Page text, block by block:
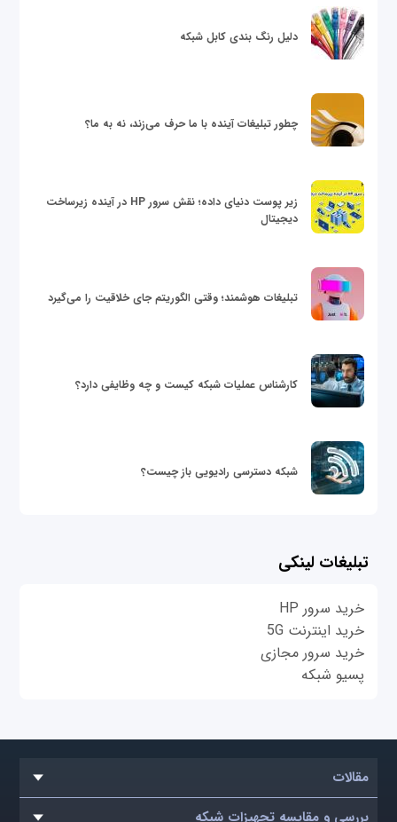
دلیل رنگ بندی کابل شبکه
چطور تبلیغات آینده با ما حرف می‌زند، نه به ما؟
زیر پوست دنیای داده؛ نقش سرور HP در آینده زیرساخت
دیجیتال
تبلیغات هوشمند؛ وقتی الگوریتم جای خلاقیت را می‌گیرد
کارشناس عملیات شبکه کیست و چه وظایفی دارد؟
شبکه دسترسی رادیویی باز چیست؟
تبلیغات لینکی
خرید سرور HP
خرید اینترنت 5G
خرید سرور مجازی
پسیو شبکه
مقالات
بررسی و مقایسه تجهیزات شبکه